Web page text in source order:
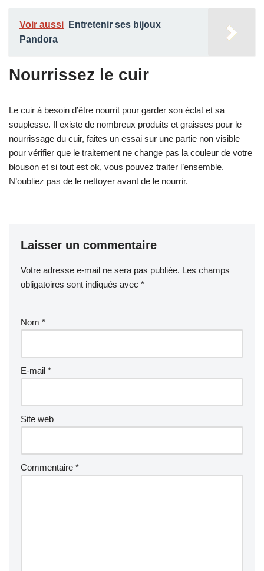
Voir aussi
Entretenir ses bijoux
Pandora
Nourrissez le cuir
Le cuir à besoin d’être nourrit pour garder son éclat et sa
souplesse. Il existe de nombreux produits et graisses pour le
nourrissage du cuir, faites un essai sur une partie non visible
pour vérifier que le traitement ne change pas la couleur de votre
blouson et si tout est ok, vous pouvez traiter l’ensemble.
N’oubliez pas de le nettoyer avant de le nourrir.
Laisser un commentaire
Votre adresse e-mail ne sera pas publiée. Les champs
obligatoires sont indiqués avec *
Nom *
E-mail *
Site web
Commentaire *